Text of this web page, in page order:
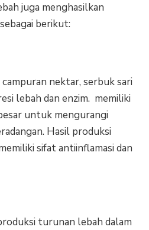
juga menghasilkan
berikut:
nektar, serbuk sari
lebah dan enzim. memiliki
untuk mengurangi
Hasil produksi
sifat antiinflamasi dan
turunan lebah dalam